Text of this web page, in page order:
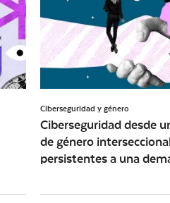
Ciberseguridad y género
Ciberseguridad desde
de género
persistentes a una